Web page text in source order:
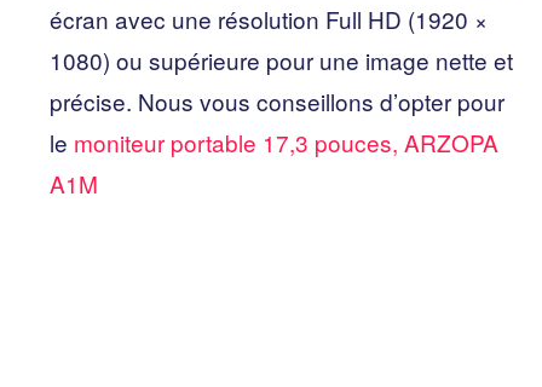
écran avec une résolution Full HD (1920 ×
1080) ou supérieure pour une image nette et
précise. Nous vous conseillons d’opter pour
le moniteur portable 17,3 pouces, ARZOPA
A1M